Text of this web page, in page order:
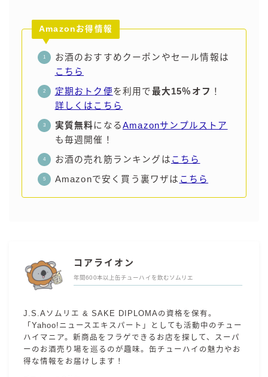
Amazonお得情報
お酒のおすすめクーポンやセール情報は
こちら
定期おトク便を利用で最大15％オフ ！
詳しくはこちら
実質無料になるAmazonサンプルストア
も毎週開催！
お酒の売れ筋ランキングは こちら
Amazonで安く買う裏ワザは こちら
コアライオン
年間600本以上缶チューハイを飲むソムリエ
J.S.Aソムリエ & SAKE DIPLOMAの資格を保有。
「Yahoo!ニュースエキスパート」としても活動中のチュー
ハイマニア。新商品をフラゲできるお店を探して、スーパ
ーのお酒売り場を巡るのが趣味。缶チューハイの魅力やお
得な情報をお届けします！